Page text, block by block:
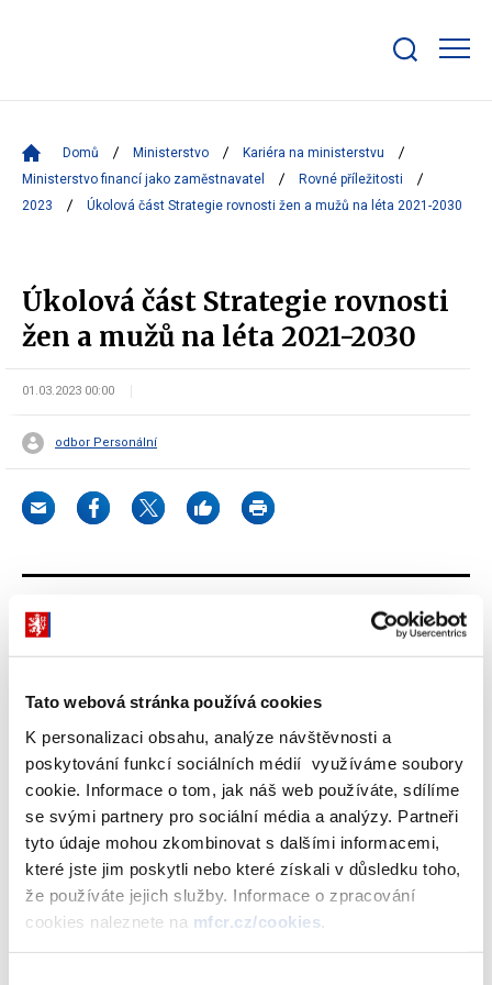
Tato webová stránka používá cookies
K personalizaci obsahu, analýze návštěvnosti a
poskytování funkcí sociálních médií využíváme soubory
cookie. Informace o tom, jak náš web používáte, sdílíme
se svými partnery pro sociální média a analýzy. Partneři
tyto údaje mohou zkombinovat s dalšími informacemi,
které jste jim poskytli nebo které získali v důsledku toho,
že používáte jejich služby. Informace o zpracování
cookies naleznete na mfcr.cz/cookies
bar
Domů Ministerstvo
Kariéra na ministerstvu
Ministerstvo financí jako zaměstnavatel
Rovné příležitosti
2023
Úkolová část Strategie rovnosti žen a mužů na léta 2021-2030
Úkolová část Strategie rovnosti
žen a mužů na léta 2021-2030
01.03.2023 00:00
odbor Personální
Dokumenty ke stažení
Úkolová část Strategie rovnosti žen a
mužů na léta 2021-2030
(2 MB)
Stáhnout vybrané (
Stáhnout vše